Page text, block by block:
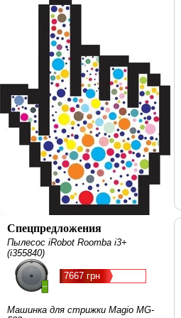
Спецпредложения
Пылесос iRobot Roomba i3+
(i355840)
7667 грн
Машинка для стрижки Magio MG-